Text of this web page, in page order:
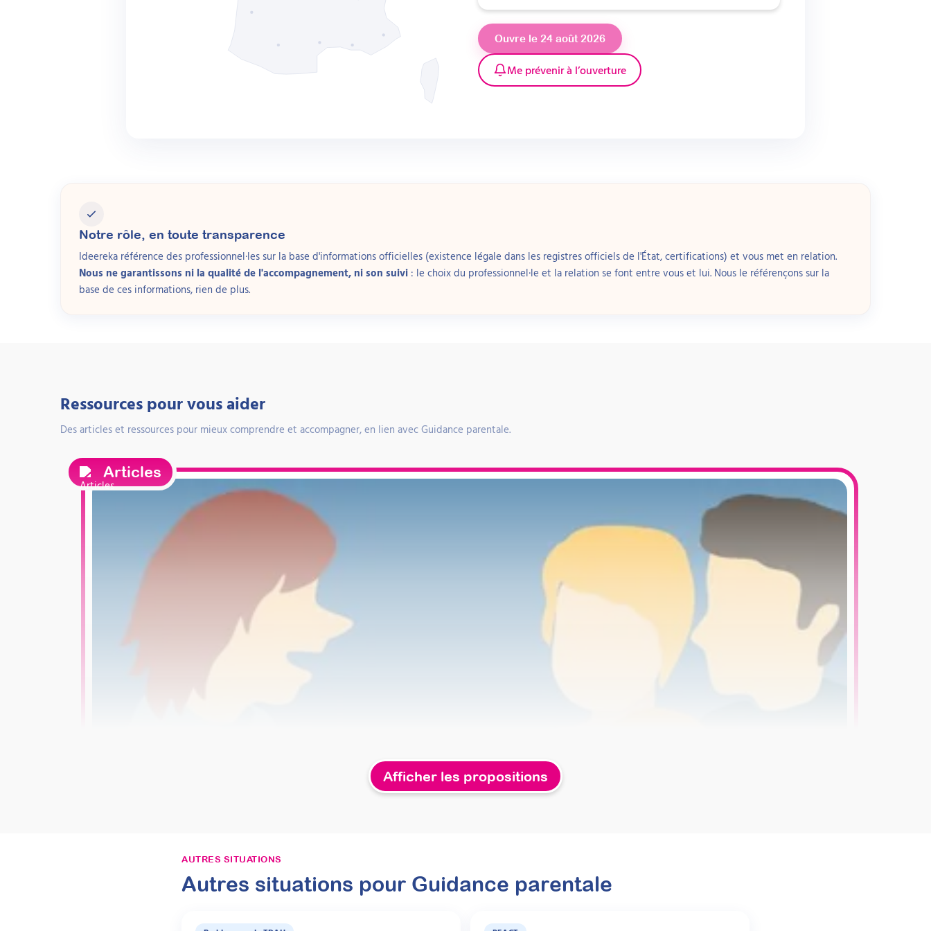
Dans toutes ces configurations, le renforcement des compétences parentales est un levier essentiel, en
complément des interventions menées directement auprès de l’enfant.
Comment ça aide
La guidance parentale apporte aux familles des outils concrets et directement applicables : techniques
se maintiennent dans la durée et se généralisent au-delà de l’enfant accompagné, à la fratrie comme au
contexte scolaire.
Ouvre le 24 août 2026
Me prévenir à l’ouverture
Notre rôle, en toute transparence
Ideereka référence des professionnel·les sur la base d'informations officielles (existence légale dans les registres officiels de l'État, certifications) et vous met en relation.
Nous ne garantissons ni la qualité de l'accompagnement, ni son suivi : le choix du professionnel·le et la relation se font entre vous et lui. Nous le référençons sur la
base de ces informations, rien de plus.
Ressources pour vous aider
Des articles et ressources pour mieux comprendre et accompagner, en lien avec Guidance parentale.
Articles
Afficher les propositions
AUTRES SITUATIONS
Autres situations pour Guidance parentale